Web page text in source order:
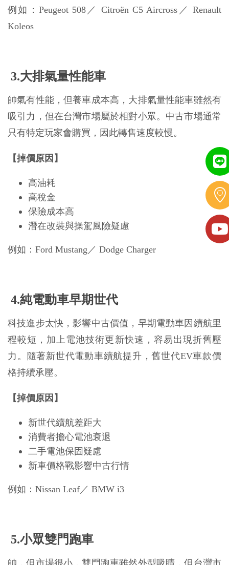
例如：Peugeot 508／ Citroën C5 Aircross／ Renault
Koleos
3.大排氣量性能車
帥氣有性能，但養車成本高，大排氣量性能車雖然有
吸引力，但在台灣市場屬於相對小眾。中古市場通常
只有特定玩家會購買，因此轉售速度較慢。
【掉價原因】
高油耗
高稅金
保險成本高
潛在改裝與操駕風險疑慮
例如：Ford Mustang／ Dodge Charger
4.純電動車早期世代
科技進步太快，影響中古價值，早期電動車因續航里
程較短，加上電池技術更新快速，容易出現折舊壓
力。隨著新世代電動車續航提升，舊世代EV車款價
格持續承壓。
【掉價原因】
新世代續航差距大
消費者擔心電池衰退
二手電池保固疑慮
新車價格戰影響中古行情
例如：Nissan Leaf／ BMW i3
5.小眾雙門跑車
帥，但市場很小，雙門跑車雖然外型吸睛，但台灣市